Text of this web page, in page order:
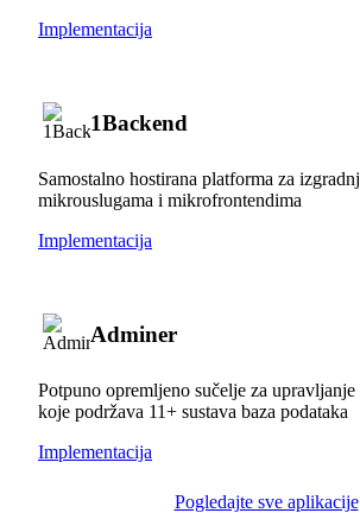
Implementacija
1Backend
Samostalno hostirana platforma za
mikrouslugama i mikrofrontendima
Implementacija
Adminer
Potpuno opremljeno sučelje za upravljanje
koje podržava 11+ sustava baza podataka
Implementacija
Pogledajte sve aplikacije